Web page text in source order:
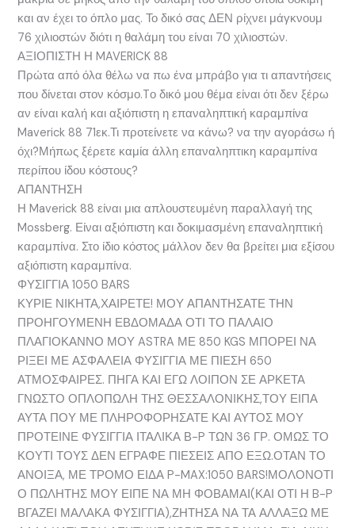
και αν έχει το όπλο μας. Το δικό σας ΔΕΝ ρίχνει μάγκνουμ
76 χιλιοστών διότι η θαλάμη του είναι 70 χιλιοστών.
ΑΞΙΟΠΙΣΤΗ Η MAVERICK 88
Πρώτα από όλα θέλω να πω ένα μπράβο για τι απαντήσεις
που δίνεται στον κόσμο.Tο δικό μου θέμα είναι ότι δεν ξέρω
αν είναι καλή και αξιόπιστη η επαναληπτική καραμπίνα
Maverick 88 71εκ.Τι προτείνετε να κάνω? να την αγοράσω ή
όχι?Μήπως ξέρετε καμία άλλη επαναληπτικη καραμπίνα
περίπου ίδου κόστους?
ΑΠΑΝΤΗΣΗ
Η Maverick 88 είναι μια απλουστευμένη παραλλαγή της
Mossberg. Είναι αξιόπιστη και δοκιμασμένη επαναληπτική
καραμπίνα. Στο ίδιο κόστος μάλλον δεν θα βρείτει μια εξίσου
αξιόπιστη καραμπίνα.
ΦΥΣΙΓΓΙΑ 1050 BARS
ΚΥΡΙΕ ΝΙΚΗΤΑ,ΧΑΙΡΕΤΕ! ΜΟΥ ΑΠΑΝΤΗΣΑΤΕ ΤΗΝ
ΠΡΟΗΓΟΥΜΕΝΗ ΕΒΔΟΜΑΔΑ ΟΤΙ ΤΟ ΠΑΛΑΙΟ
ΠΛΑΓΙΟΚΑΝΝΟ ΜΟΥ ASTRA ΜΕ 850 KGS ΜΠΟΡΕΙ ΝΑ
ΡΙΞΕΙ ΜΕ ΑΣΦΑΛΕΙΑ ΦΥΣΙΓΓΙΑ ΜΕ ΠΙΕΣΗ 650
ΑΤΜΟΣΦΑΙΡΕΣ. ΠΗΓΑ ΚΑΙ ΕΓΩ ΛΟΙΠΟΝ ΣΕ ΑΡΚΕΤΑ
ΓΝΩΣΤΟ ΟΠΛΟΠΩΛΗ ΤΗΣ ΘΕΣΣΑΛΟΝΙΚΗΣ,ΤΟΥ ΕΙΠΑ
ΑΥΤΑ ΠΟΥ ΜΕ ΠΛΗΡΟΦΟΡΗΣΑΤΕ ΚΑΙ ΑΥΤΟΣ ΜΟΥ
ΠΡΟΤΕΙΝΕ ΦΥΣΙΓΓΙΑ ΙΤΑΛΙΚΑ Β-P ΤΩΝ 36 ΓΡ. ΟΜΩΣ ΤΟ
ΚΟΥΤΙ ΤΟΥΣ ΔΕΝ ΕΓΡΑΦΕ ΠΙΕΣΕΙΣ ΑΠΟ ΕΞΩ.ΟΤΑΝ ΤΟ
ΑΝΟΙΞΑ, ΜΕ ΤΡΟΜΟ ΕΙΔΑ P-MAX:1050 BARS!ΜΟΛΟΝΟΤΙ
Ο ΠΩΛΗΤΗΣ ΜΟΥ ΕΙΠΕ ΝΑ ΜΗ ΦΟΒΑΜΑΙ(ΚΑΙ ΟΤΙ Η B-P
ΒΓΑΖΕΙ ΜΑΛΑΚΑ ΦΥΣΙΓΓΙΑ),ΖΗΤΗΣΑ ΝΑ ΤΑ ΑΛΛΑΞΩ ΜΕ